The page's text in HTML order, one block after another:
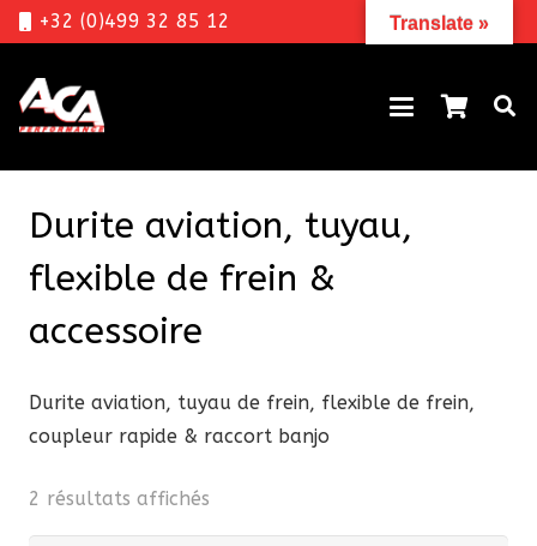
+32 (0)499 32 85 12
Durite aviation, tuyau,
flexible de frein &
accessoire
Durite aviation, tuyau de frein, flexible de frein,
coupleur rapide & raccort banjo
2 résultats affichés
par
Translate »